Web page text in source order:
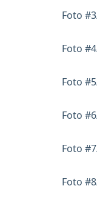
Foto
Foto
Foto
Foto
Foto
Foto